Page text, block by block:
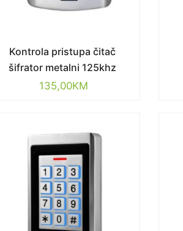
Kontrola pristupa čitač
šifrator metalni 125khz
135,00KM